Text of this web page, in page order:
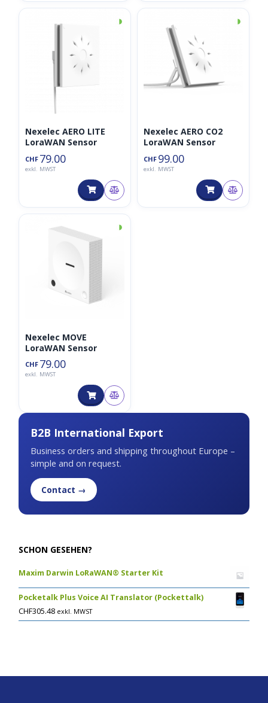
B2B International Export
Business orders and shipping throughout Europe –
simple and on request.
Contact →
SCHON GESEHEN?
Maxim Darwin LoRaWAN® Starter Kit
Pocketalk Plus Voice AI Translator (Pockettalk)
CHF305.48 exkl. MWST
◑
Nexelec AERO LITE
LoraWAN Sensor
CHF 79.00
exkl. MWST
◑
Nexelec AERO CO2
LoraWAN Sensor
CHF 99.00
exkl. MWST
◑
Nexelec MOVE
LoraWAN Sensor
CHF 79.00
exkl. MWST